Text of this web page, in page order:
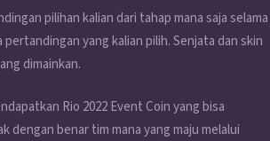
pilihan kalian dari tahap mana saja selama
yang kalian pilih. Senjata dan skin
dimainkan.
Rio 2022 Event Coin yang bisa
dengan benar tim mana yang maju melalui